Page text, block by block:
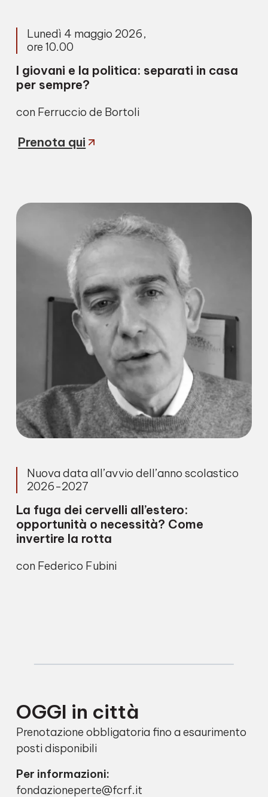
Lunedì 4 maggio 2026,
ore 10.00
I giovani e la politica: separati in casa
per sempre?
con Ferruccio de Bortoli
Prenota qui
Nuova data all’avvio dell’anno scolastico
2026-2027
La fuga dei cervelli all’estero:
opportunità o necessità? Come
invertire la rotta
con Federico Fubini
OGGI in città
Prenotazione obbligatoria fino a esaurimento
posti disponibili
Per informazioni:
fondazioneperte@fcrf.it